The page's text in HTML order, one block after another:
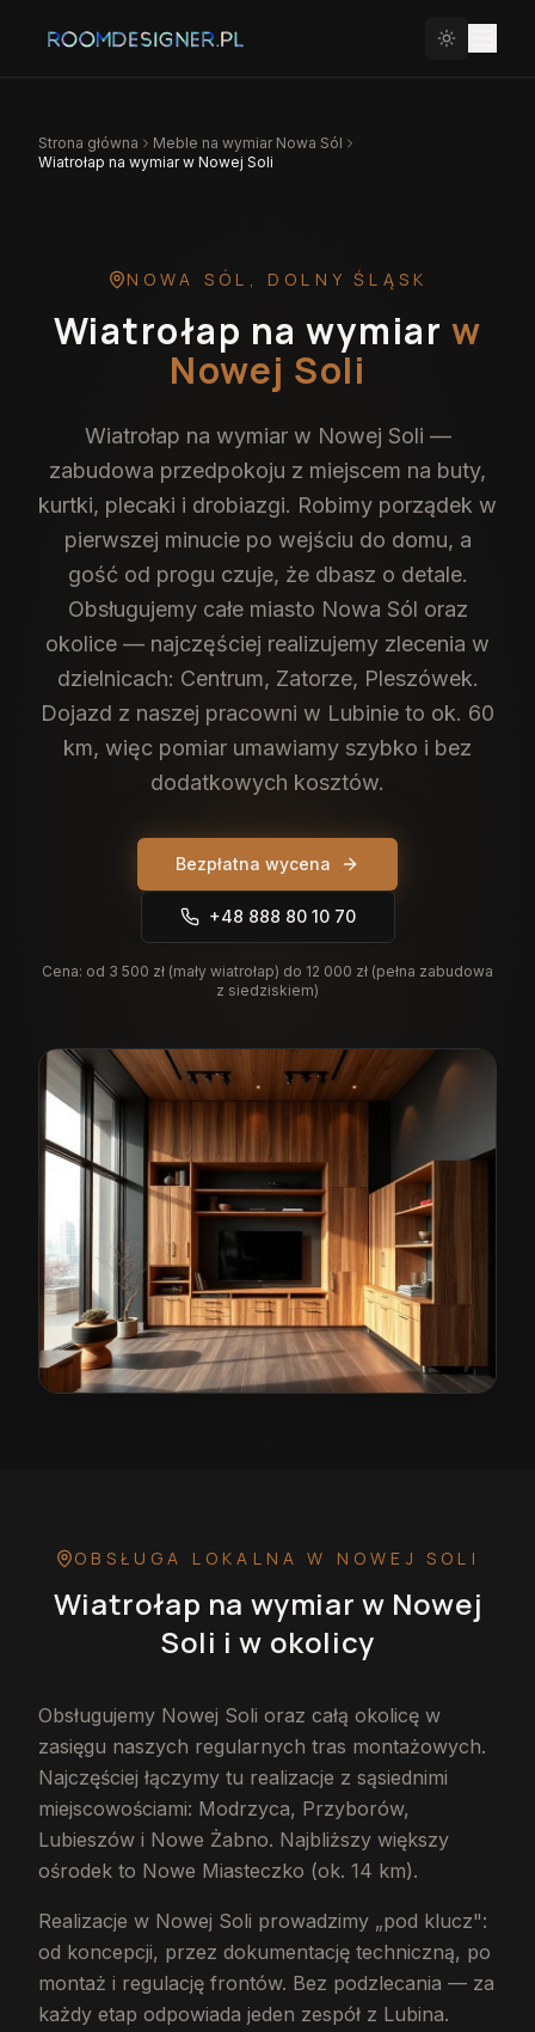
Strona główna Meble na wymiar Nowa Sól
Wiatrołap na wymiar w Nowej Soli
NOWA SÓL , DOLNY ŚLĄSK
Wiatrołap na wymiar w
Nowej Soli
Wiatrołap na wymiar w Nowej Soli —
zabudowa przedpokoju z miejscem na buty,
kurtki, plecaki i drobiazgi. Robimy porządek w
pierwszej minucie po wejściu do domu, a
gość od progu czuje, że dbasz o detale.
Obsługujemy całe miasto Nowa Sól oraz
okolice — najczęściej realizujemy zlecenia w
dzielnicach: Centrum, Zatorze, Pleszówek.
Dojazd z naszej pracowni w Lubinie to ok. 60
km, więc pomiar umawiamy szybko i bez
dodatkowych kosztów.
Bezpłatna wycena
+48 888 80 10 70
Cena: od 3 500 zł (mały wiatrołap) do 12 000 zł (pełna zabudowa
z siedziskiem)
OBSŁUGA LOKALNAW NOWEJ SOLI
Wiatrołap na wymiar w Nowej
Soli i w okolicy
Obsługujemy Nowej Soli oraz całą okolicę w
zasięgu naszych regularnych tras montażowych.
Najczęściej łączymy tu realizacje z sąsiednimi
miejscowościami: Modrzyca, Przyborów,
Lubieszów i Nowe Żabno. Najbliższy większy
ośrodek to Nowe Miasteczko (ok. 14 km).
Realizacje w Nowej Soli prowadzimy „pod klucz":
od koncepcji, przez dokumentację techniczną, po
montaż i regulację frontów. Bez podzlecania — za
każdy etap odpowiada jeden zespół z Lubina.